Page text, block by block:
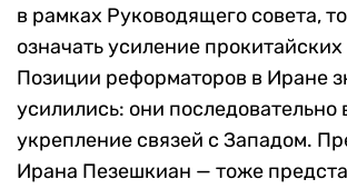
в рамках Руководящего совета,
означать усиление
Позиции реформаторов в Иране
усилились: они последовательно
укрепление связей с Западом.
Ирана Пезешкиан — тоже